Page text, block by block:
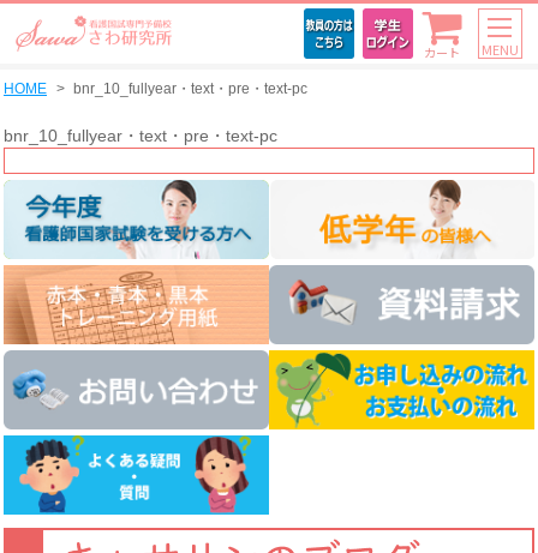
カート MENU
HOME bnr_10_fullyear・text・pre・text-pc
bnr_10_fullyear・text・pre・text-pc